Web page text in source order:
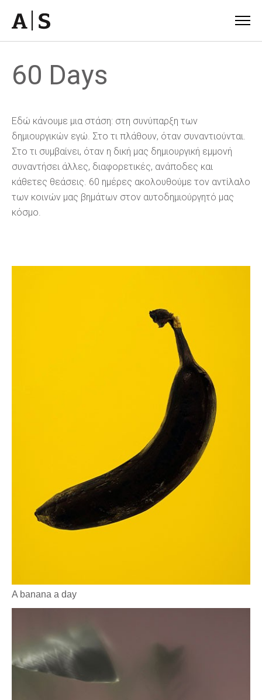
60 Days
Εδώ κάνουμε μια στάση: στη συνύπαρξη των
δημιουργικών εγώ. Στο τι πλάθουν, όταν συναντιούνται.
Στο τι συμβαίνει, όταν η δική μας δημιουργική εμμονή
συναντήσει άλλες, διαφορετικές, ανάποδες και
κάθετες θεάσεις. 60 ημέρες ακολουθούμε τον αντίλαλο
των κοινών μας βημάτων στον αυτοδημιούργητό μας
κόσμο.
A banana a day